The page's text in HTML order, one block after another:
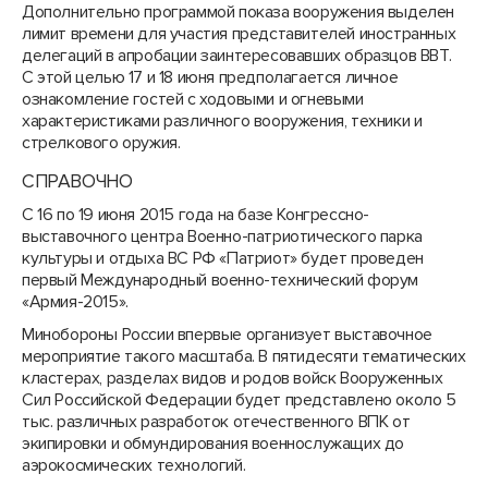
Дополнительно программой показа вооружения выделен
лимит времени для участия представителей иностранных
делегаций в апробации заинтересовавших образцов ВВТ.
С этой целью 17 и 18 июня предполагается личное
ознакомление гостей с ходовыми и огневыми
характеристиками различного вооружения, техники и
стрелкового оружия.
СПРАВОЧНО
С 16 по 19 июня 2015 года на базе Конгрессно-
выставочного центра Военно-патриотического парка
культуры и отдыха ВС РФ «Патриот» будет проведен
первый Международный военно-технический форум
«Армия-2015».
Минобороны России впервые организует выставочное
мероприятие такого масштаба. В пятидесяти тематических
кластерах, разделах видов и родов войск Вооруженных
Сил Российской Федерации будет представлено около 5
тыс. различных разработок отечественного ВПК от
экипировки и обмундирования военнослужащих до
аэрокосмических технологий.